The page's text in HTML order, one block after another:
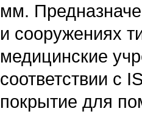
мм.
и сооружениях
медицинские
соответствии с
покрытие для